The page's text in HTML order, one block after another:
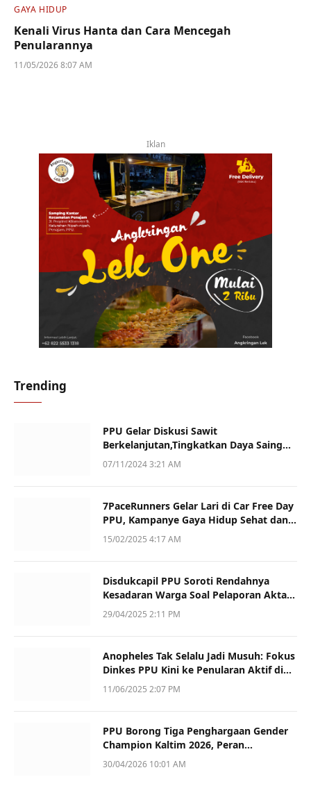
GAYA HIDUP
Kenali Virus Hanta dan Cara Mencegah
Penularannya
11/05/2026 8:07 AM
Iklan
Trending
PPU Gelar Diskusi Sawit
Berkelanjutan,Tingkatkan Daya Saing
dan Kualitas
07/11/2024 3:21 AM
7PaceRunners Gelar Lari di Car Free Day
PPU, Kampanye Gaya Hidup Sehat dan
Dukung UMKM
15/02/2025 4:17 AM
Disdukcapil PPU Soroti Rendahnya
Kesadaran Warga Soal Pelaporan Akta
Kematian
29/04/2025 2:11 PM
Anopheles Tak Selalu Jadi Musuh: Fokus
Dinkes PPU Kini ke Penularan Aktif di
Sotek
11/06/2025 2:07 PM
PPU Borong Tiga Penghargaan Gender
Champion Kaltim 2026, Peran
Perempuan Jadi Sorotan
30/04/2026 10:01 AM